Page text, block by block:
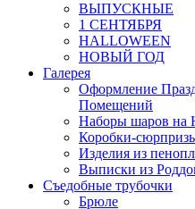
ВЫПУСКНЫЕ
1 СЕНТЯБРЯ
HALLOWEEN
НОВЫЙ ГОД
Галерея
Оформление
Помещений
Наборы шаров на
Коробки-
Изделия из
Выписки из
Съедобные трубочки
Брюле